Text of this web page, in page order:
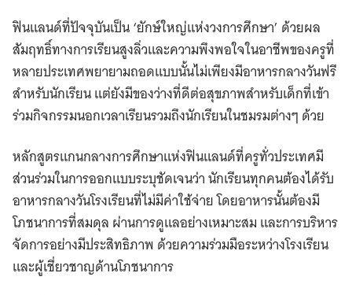
ฟินแลนด์ที่ปัจจุบันเป็น ‘ยักษ์ใหญ่แห่งวงการศึกษา’ ด้วยผล
สัมฤทธิ์ทางการเรียนสูงลิ่วและความพึงพอใจในอาชีพของครูที่
หลายประเทศพยายามถอดแบบนั้นไม่เพียงมีอาหารกลางวันฟรี
สำหรับนักเรียน แต่ยังมีของว่างที่ดีต่อสุขภาพสำหรับเด็กที่เข้า
ร่วมกิจกรรมนอกเวลาเรียนรวมถึงนักเรียนในชมรมต่างๆ ด้วย
หลักสูตรแกนกลางการศึกษาแห่งฟินแลนด์ที่ครูทั่วประเทศมี
ส่วนร่วมในการออกแบบระบุชัดเจนว่า นักเรียนทุกคนต้องได้รับ
อาหารกลางวันโรงเรียนที่ไม่มีค่าใช้จ่าย โดยอาหารนั้นต้องมี
โภชนาการที่สมดุล ผ่านการดูแลอย่างเหมาะสม และการบริหาร
จัดการอย่างมีประสิทธิภาพ ด้วยความร่วมมือระหว่างโรงเรียน
และผู้เชี่ยวชาญด้านโภชนาการ